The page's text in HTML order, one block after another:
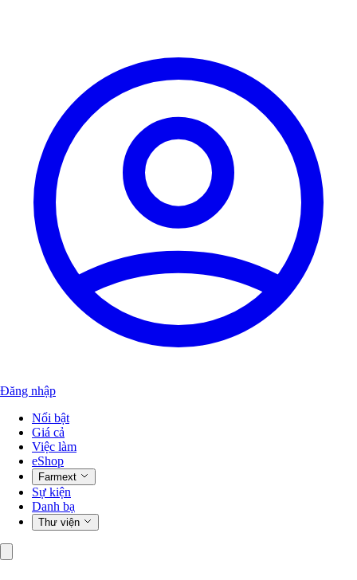
Đăng nhập
Nổi bật
Giá cả
Việc làm
eShop
Farmext
Sự kiện
Danh bạ
Thư viện